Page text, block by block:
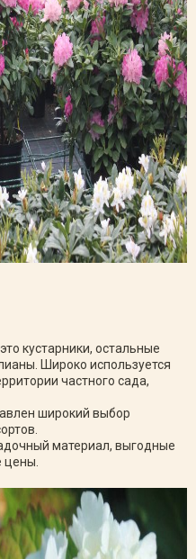
кустарники, остальные
Широко используется
частного сада,
широкий выбор
материал, выгодные
цены.